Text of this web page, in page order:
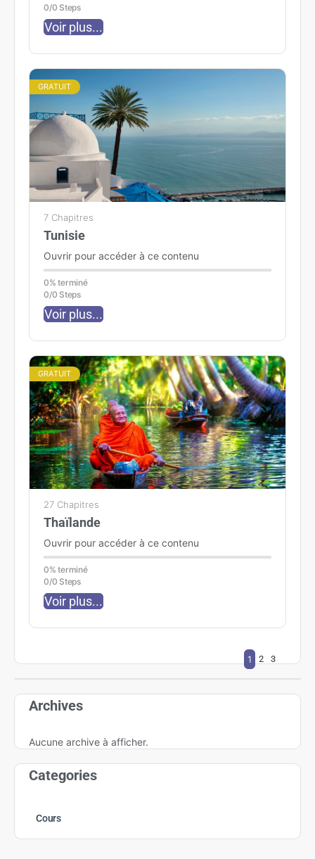
0/0 Steps
Voir plus...
GRATUIT
7 Chapitres
Tunisie
Ouvrir pour accéder à ce contenu
0% terminé
0/0 Steps
Voir plus...
GRATUIT
27 Chapitres
Thaïlande
Ouvrir pour accéder à ce contenu
0% terminé
0/0 Steps
Voir plus...
1 2 3
Archives
Aucune archive à afficher.
Categories
Cours